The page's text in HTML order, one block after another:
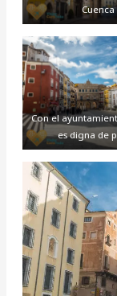
Cuenca
Con el
es digna de